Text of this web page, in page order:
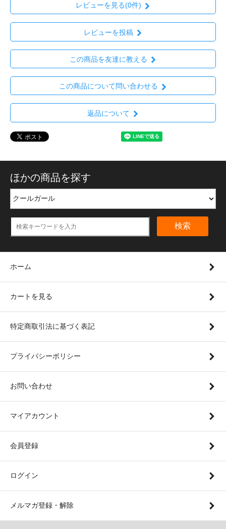
レビューを見る(0件)
レビューを投稿
この商品を友達に教える
この商品について問い合わせる
返品について
ほかの商品を探す
検索
ホーム
カートを見る
特定商取引法に基づく表記
プライバシーポリシー
お問い合わせ
マイアカウント
会員登録
ログイン
メルマガ登録・解除